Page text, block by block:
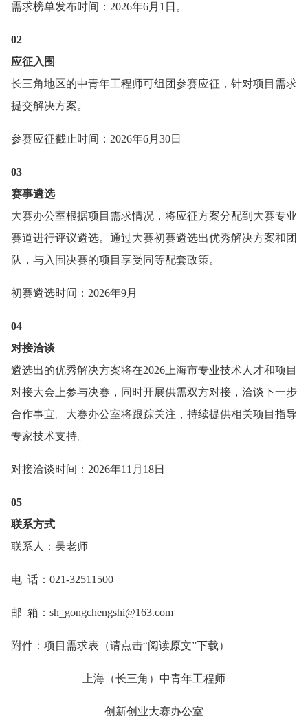
需求榜单发布时间：2026年6月1日。
02
应征入围
长三角地区的中青年工程师可组团参赛应征，针对项目需求
提交解决方案。
参赛应征截止时间：2026年6月30日
03
赛事遴选
大赛办公室根据项目需求情况，将应征方案分配到大赛专业
赛道进行评议遴选。通过大赛初赛遴选出优秀解决方案和团
队，与入围决赛的项目享受同等配套政策。
初赛遴选时间：2026年9月
04
对接洽谈
遴选出的优秀解决方案将在2026上海市专业技术人才和项目
对接大会上参与决赛，同时开展供需双方对接，洽谈下一步
合作事宜。大赛办公室将跟踪关注，持续提供相关项目指导
专家技术支持。
对接洽谈时间：2026年11月18日
05
联系方式
联系人：吴老师
电 话：021-32511500
邮 箱：sh_gongchengshi@163.com
附件：项目需求表（请点击“阅读原文”下载）
上海（长三角）中青年工程师
创新创业大赛办公室